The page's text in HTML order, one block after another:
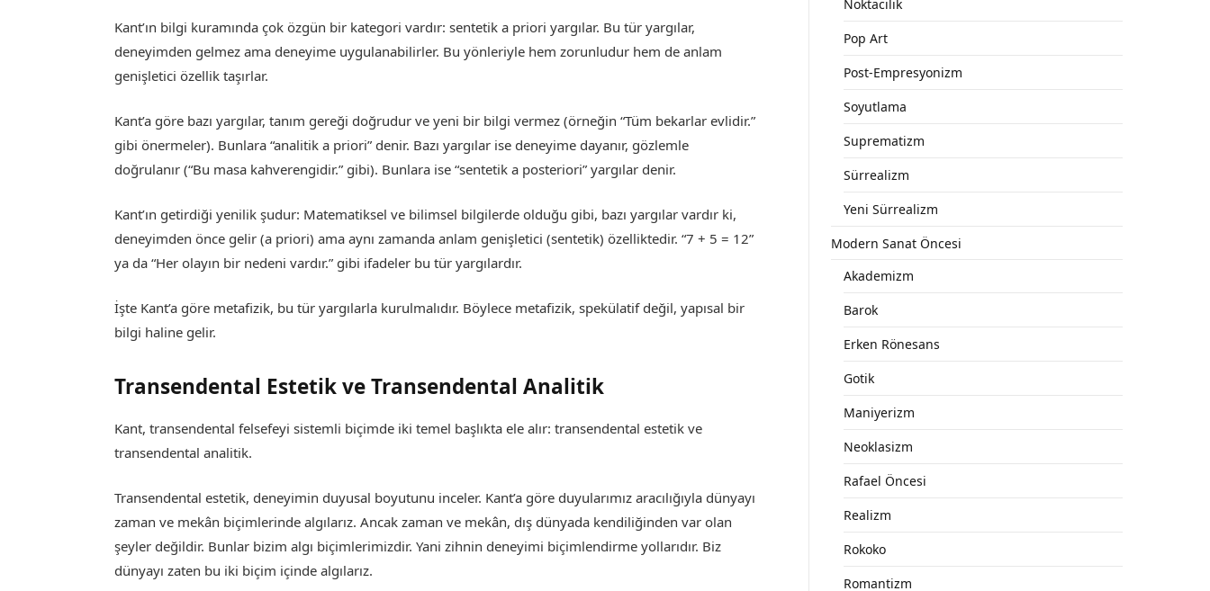
Kant’ın bilgi kuramında çok özgün bir kategori vardır: sentetik a priori yargılar. Bu tür yargılar,
deneyimden gelmez ama deneyime uygulanabilirler. Bu yönleriyle hem zorunludur hem de anlam
genişletici özellik taşırlar.
Kant’a göre bazı yargılar, tanım gereği doğrudur ve yeni bir bilgi vermez (örneğin “Tüm bekarlar evlidir.”
gibi önermeler). Bunlara “analitik a priori” denir. Bazı yargılar ise deneyime dayanır, gözlemle
doğrulanır (“Bu masa kahverengidir.” gibi). Bunlara ise “sentetik a posteriori” yargılar denir.
Kant’ın getirdiği yenilik şudur: Matematiksel ve bilimsel bilgilerde olduğu gibi, bazı yargılar vardır ki,
deneyimden önce gelir (a priori) ama aynı zamanda anlam genişletici (sentetik) özelliktedir. “7 + 5 = 12”
ya da “Her olayın bir nedeni vardır.” gibi ifadeler bu tür yargılardır.
İşte Kant’a göre metafizik, bu tür yargılarla kurulmalıdır. Böylece metafizik, spekülatif değil, yapısal bir
bilgi haline gelir.
Transendental Estetik ve Transendental Analitik
Kant, transendental felsefeyi sistemli biçimde iki temel başlıkta ele alır: transendental estetik ve
transendental analitik.
Transendental estetik, deneyimin duyusal boyutunu inceler. Kant’a göre duyularımız aracılığıyla dünyayı
zaman ve mekân biçimlerinde algılarız. Ancak zaman ve mekân, dış dünyada kendiliğinden var olan
şeyler değildir. Bunlar bizim algı biçimlerimizdir. Yani zihnin deneyimi biçimlendirme yollarıdır. Biz
dünyayı zaten bu iki biçim içinde algılarız.
Noktacılık
Pop Art
Post-Empresyonizm
Soyutlama
Suprematizm
Sürrealizm
Yeni Sürrealizm
Modern Sanat Öncesi
Akademizm
Barok
Erken Rönesans
Gotik
Maniyerizm
Neoklasizm
Rafael Öncesi
Realizm
Rokoko
Romantizm